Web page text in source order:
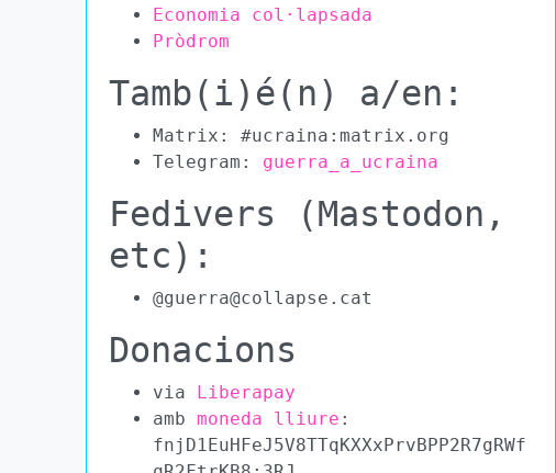
Economia col·lapsada
Pròdrom
Tamb(i)é(n) a/en:
Matrix: #ucraina:matrix.org
Telegram: guerra_a_ucraina
Fedivers (Mastodon,
etc):
@guerra@collapse.cat
Donacions
via Liberapay
amb moneda lliure :
fnjD1EuHFeJ5V8TTqKXXxPrvBPP2R7gRWf